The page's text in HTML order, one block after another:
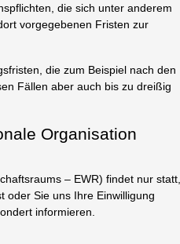
die sich unter anderem
vorgegebenen Fristen zur
die zum Beispiel nach den
Fällen aber auch bis zu dreißig
Organisation
– EWR) findet nur statt,
oder Sie uns Ihre Einwilligung
informieren.